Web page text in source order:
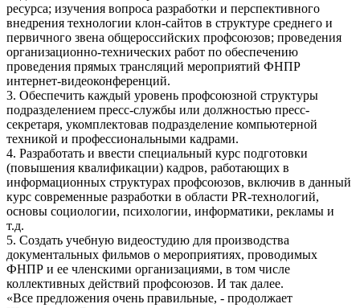
ресурса; изучения вопроса разработки и перспективного
внедрения технологии клон-сайтов в структуре среднего и
первичного звена общероссийских профсоюзов; проведения
организационно-технических работ по обеспечению
проведения прямых трансляций мероприятий ФНПР
интернет-видеоконференций.
3. Обеспечить каждый уровень профсоюзной структуры
подразделением пресс-службы или должностью пресс-
секретаря, укомплектовав подразделение компьютерной
техникой и профессиональными кадрами.
4. Разработать и ввести специальный курс подготовки
(повышения квалификации) кадров, работающих в
информационных структурах профсоюзов, включив в данный
курс современные разработки в области PR-технологий,
основы социологии, психологии, информатики, рекламы и
т.д.
5. Создать учебную видеостудию для производства
документальных фильмов о мероприятиях, проводимых
ФНПР и ее членскими организациями, в том числе
коллективных действий профсоюзов. И так далее.
«Все предложения очень правильные, - продолжает